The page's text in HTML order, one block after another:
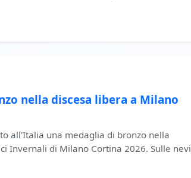
nella discesa libera a Milano
all'Italia una medaglia di bronzo nella
Invernali di Milano Cortina 2026. Sulle nevi